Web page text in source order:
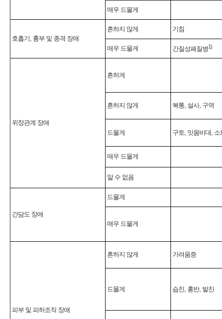
매우 드물게
호흡기, 흉부 및 종격 장애
흔하지 않게 기침
매우 드물게 간질성폐질병1)
위장관계 장애
흔하게
흔하지 않게 복통, 설사, 구역
드물게 구토, 잇몸비대,
매우 드물게
알 수 없음
간담도 장애
드물게
매우 드물게
피부 및 피하조직 장애
흔하지 않게 가려움증
드물게 습진, 홍반, 발진